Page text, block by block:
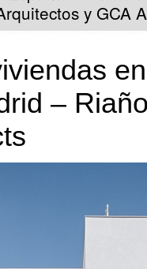
y GCA
–